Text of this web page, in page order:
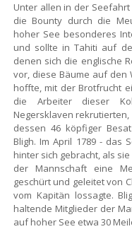
Unter allen in der
die Bounty durch die
hoher See besonderes
und sollte in Tahiti auf
denen sich die englische
vor, diese Bäume auf den
hoffte, mit der Brotfrucht
die Arbeiter dieser
Negersklaven
dessen 46 köpfiger
Bligh. Im April 1789 - das
hinter sich gebracht, als
der Mannschaft eine
geschürt und geleitet von
vom Kapitän lossagte.
haltende Mitglieder der
auf hoher See etwa 30